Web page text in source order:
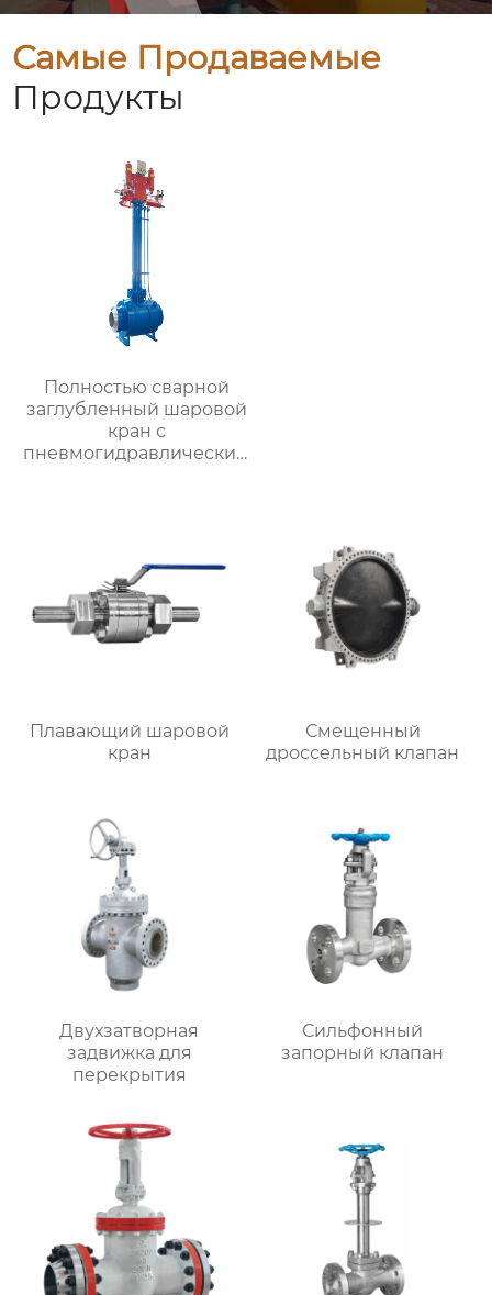
Самые Продаваемые
Продукты
Полностью сварной
заглубленный шаровой
кран с
пневмогидравлическим
Плавающий шаровой
кран
Смещенный
дроссельный клапан
Двухзатворная
задвижка для
перекрытия
Сильфонный
запорный клапан